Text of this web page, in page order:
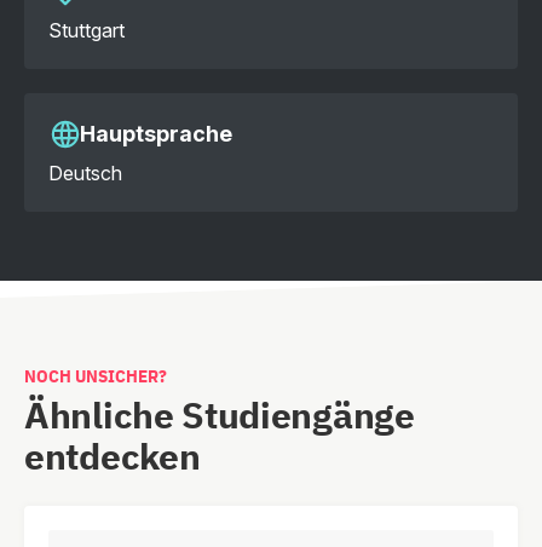
Stuttgart
Hauptsprache
Deutsch
NOCH UNSICHER?
Ähnliche Studiengänge
entdecken